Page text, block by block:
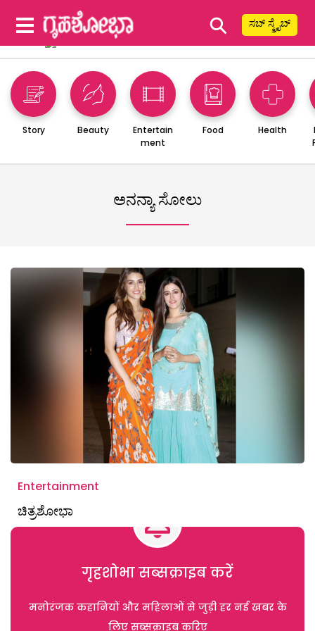
⚲ ಸಬ್ ಸ್ಕ್ರೈಬ್
Story Beauty
Entertain
ment
Food Health
ಅನನ್ಯಾ ಸೋಲು
Entertainment
ಚಿತ್ರಶೋಭಾ
गृहशोभा सब्सक्राइब करें
मनोरंजक कहानियों और महिलाओं से जुड़ी हर नई खबर के
लिए सब्सक्राइब करिए